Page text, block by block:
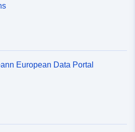
European Data Portal